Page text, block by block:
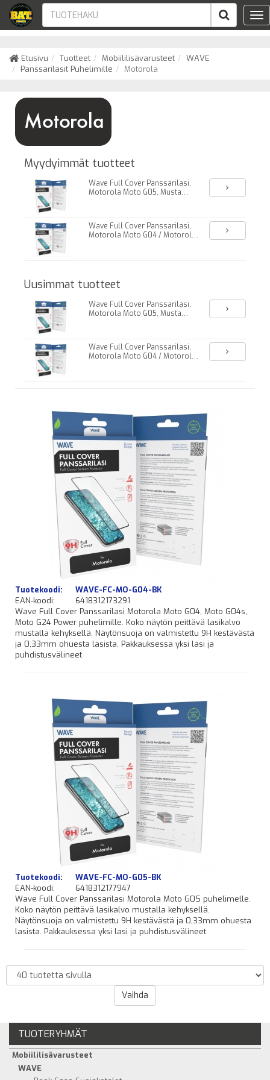
Etusivu Tuotteet Mobiililisävarusteet
WAVE
Panssarilasit Puhelimille
Motorola
Myydyimmät tuotteet
Wave Full Cover Panssarilasi,
Motorola Moto G05, Musta
Wave Full Cover Panssarilasi,
Motorola Moto G04 / Motorola
Uusimmat tuotteet
Wave Full Cover Panssarilasi,
Motorola Moto G05, Musta
Wave Full Cover Panssarilasi,
Motorola Moto G04 / Motorola
Tuotekoodi:
WAVE-FC-MO-G04-BK
EAN-koodi:
6418312173291
Wave Full Cover Panssarilasi Motorola Moto G04, Moto G04s,
Moto G24 Power puhelimille. Koko näytön peittävä lasikalvo
mustalla kehyksellä. Näytönsuoja on valmistettu 9H kestävästä
ja 0,33mm ohuesta lasista. Pakkauksessa yksi lasi ja
puhdistusvälineet
Tuotekoodi:
WAVE-FC-MO-G05-BK
EAN-koodi:
6418312177947
Wave Full Cover Panssarilasi Motorola Moto G05 puhelimelle.
Koko näytön peittävä lasikalvo mustalla kehyksellä.
Näytönsuoja on valmistettu 9H kestävästä ja 0,33mm ohuesta
lasista. Pakkauksessa yksi lasi ja puhdistusvälineet
TUOTERYHMÄT
Mobiililisävarusteet
WAVE